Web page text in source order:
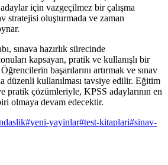
adaylar için vazgeçilmez bir çalışma
stratejisi oluşturmada ve zaman
sınava hazırlık sürecinde
kapsayan, pratik ve kullanışlı bir
başarılarını artırmak ve sınav
düzenli kullanılması tavsiye edilir. Eğitim
pratik çözümleriyle, KPSS adaylarının en
olmaya devam edecektir.
#yeni-yayinlar#test-kitaplari#sinav-